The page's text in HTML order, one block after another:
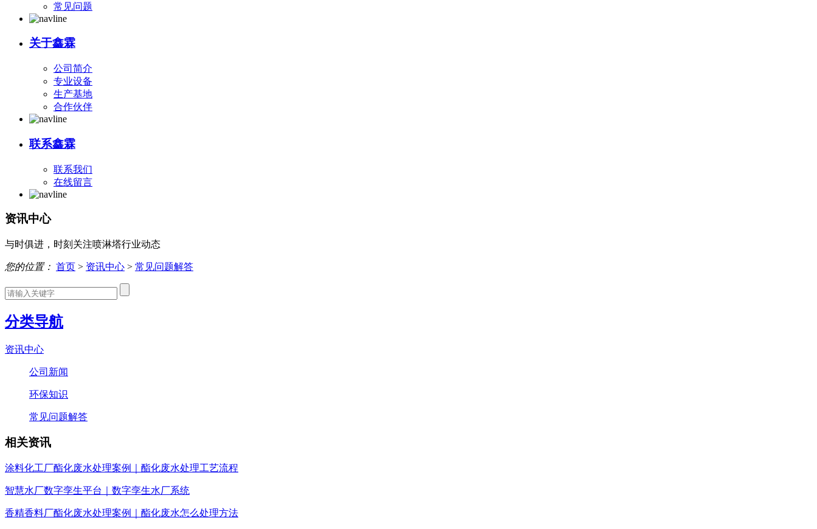
常见问题
关于鑫霖
公司简介
专业设备
生产基地
合作伙伴
联系鑫霖
联系我们
在线留言
资讯中心
与时俱进，时刻关注喷淋塔行业动态
您的位置： 首页 > 资讯中心 > 常见问题解答
分类导航
资讯中心
公司新闻
环保知识
常见问题解答
相关资讯
涂料化工厂酯化废水处理案例｜酯化废水处理工艺流程
智慧水厂数字孪生平台｜数字孪生水厂系统
香精香料厂酯化废水处理案例｜酯化废水怎么处理方法